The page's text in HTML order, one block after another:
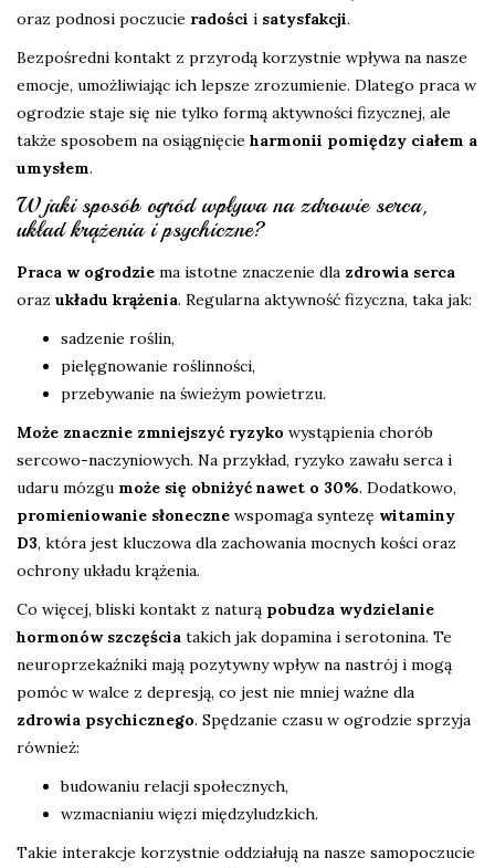
oraz podnosi poczucie radości i satysfakcji.
Bezpośredni kontakt z przyrodą korzystnie wpływa na nasze
emocje, umożliwiając ich lepsze zrozumienie. Dlatego praca w
ogrodzie staje się nie tylko formą aktywności fizycznej, ale
także sposobem na osiągnięcie harmonii pomiędzy ciałem a
umysłem.
W jaki sposób ogród wpływa na zdrowie serca,
układ krążenia i psychiczne?
Praca w ogrodzie ma istotne znaczenie dla zdrowia serca
oraz układu krążenia. Regularna aktywność fizyczna, taka jak:
sadzenie roślin,
pielęgnowanie roślinności,
przebywanie na świeżym powietrzu.
Może znacznie zmniejszyć ryzyko wystąpienia chorób
sercowo-naczyniowych. Na przykład, ryzyko zawału serca i
udaru mózgu może się obniżyć nawet o 30%. Dodatkowo,
promieniowanie słoneczne wspomaga syntezę witaminy
D3, która jest kluczowa dla zachowania mocnych kości oraz
ochrony układu krążenia.
Co więcej, bliski kontakt z naturą pobudza wydzielanie
hormonów szczęścia takich jak dopamina i serotonina. Te
neuroprzekaźniki mają pozytywny wpływ na nastrój i mogą
pomóc w walce z depresją, co jest nie mniej ważne dla
zdrowia psychicznego. Spędzanie czasu w ogrodzie sprzyja
również:
budowaniu relacji społecznych,
wzmacnianiu więzi międzyludzkich.
Takie interakcje korzystnie oddziałują na nasze samopoczucie